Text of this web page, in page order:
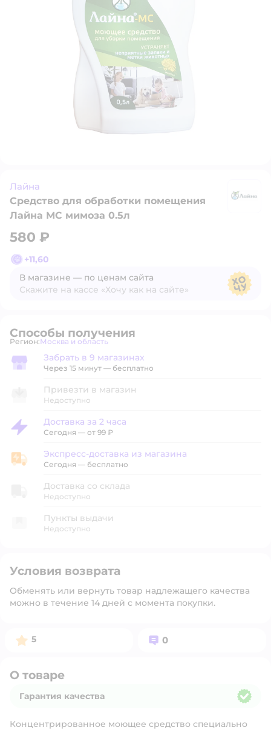
Лайна
Средство для обработки помещения
Лайна МС мимоза 0.5л
580 ₽
+11,60
В магазине — по ценам сайта
Скажите на кассе «Хочу как на сайте»
Способы получения
Регион: Выбор адреса доставки.
Москва и область
Забрать в магазине
Забрать в 9 магазинах
Через 15 минут — бесплатно
Привезти в магазин
Недоступно
Доставка за 2 часа
Доставка за 2 часа
Сегодня — от 99 ₽
Экспресс-доставка из магазина
Экспресс-доставка из магазина
Сегодня — бесплатно
Доставка со склада
Недоступно
Пункты выдачи
Недоступно
Условия возврата
Обменять или вернуть товар надлежащего качества
можно в течение 14 дней с момента покупки.
Рейтинг:
5 Вопросов:
0
О товаре
Гарантия качества
Концентрированное моющее средство специально